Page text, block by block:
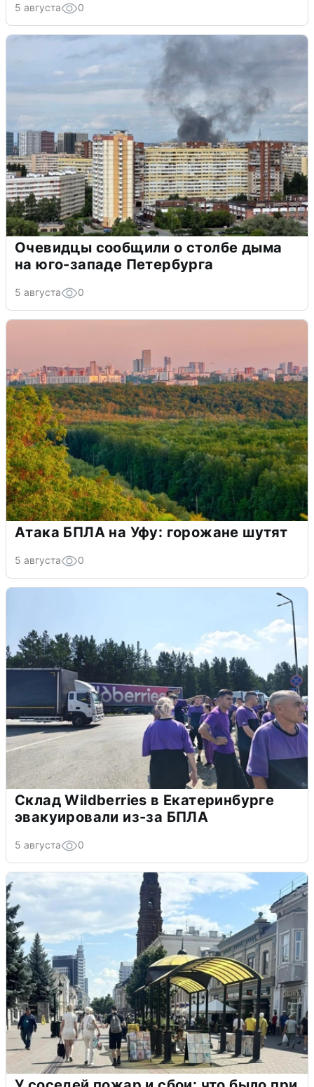
5 августа 0
Очевидцы сообщили о столбе дыма
на юго-западе Петербурга
5 августа 0
Атака БПЛА на Уфу: горожане шутят
5 августа 0
Склад Wildberries в Екатеринбурге
эвакуировали из-за БПЛА
5 августа 0